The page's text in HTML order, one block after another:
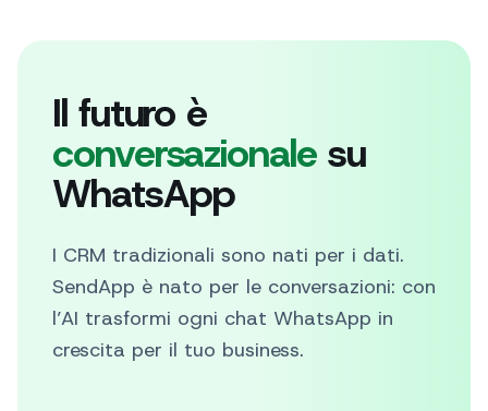
Il futuro è
conversazionale su
WhatsApp
I CRM tradizionali sono nati per i dati.
SendApp è nato per le conversazioni: con
l’AI trasformi ogni chat WhatsApp in
crescita per il tuo business.